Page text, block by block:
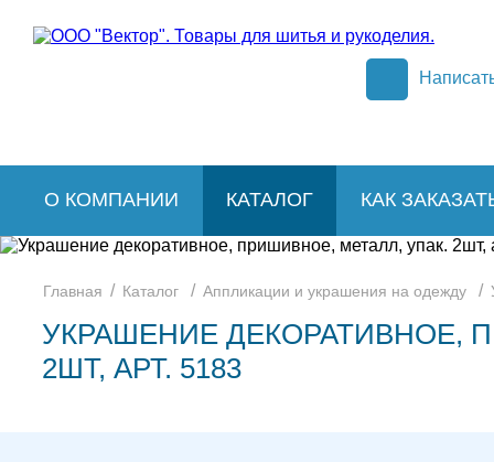
О КОМПАНИИ КАТАЛОГ КАК
Главная / Каталог / Аппликации и украшения на одежду /
УКРАШЕНИЕ ДЕКОРАТИВНОЕ,
2ШТ, АРТ. 5183